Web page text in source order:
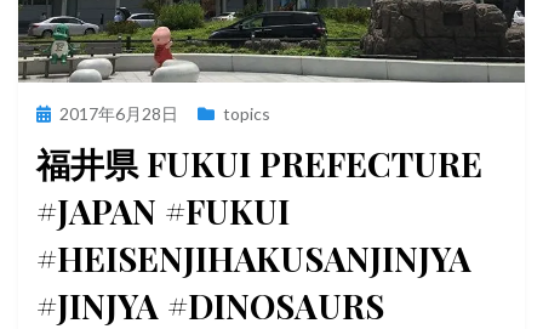
投
日:
2017年6月28日 topics
福井県 FUKUI PREFECTURE
#JAPAN #FUKUI
#HEISENJIHAKUSANJINJYA
#JINJYA #DINOSAURS